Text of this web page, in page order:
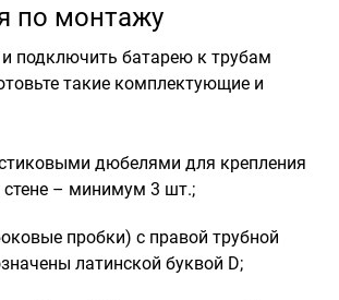
по монтажу
подключить батарею к трубам
такие комплектующие и
дюбелями для крепления
стене – минимум 3 шт.;
пробки) с правой трубной
латинской буквой D;